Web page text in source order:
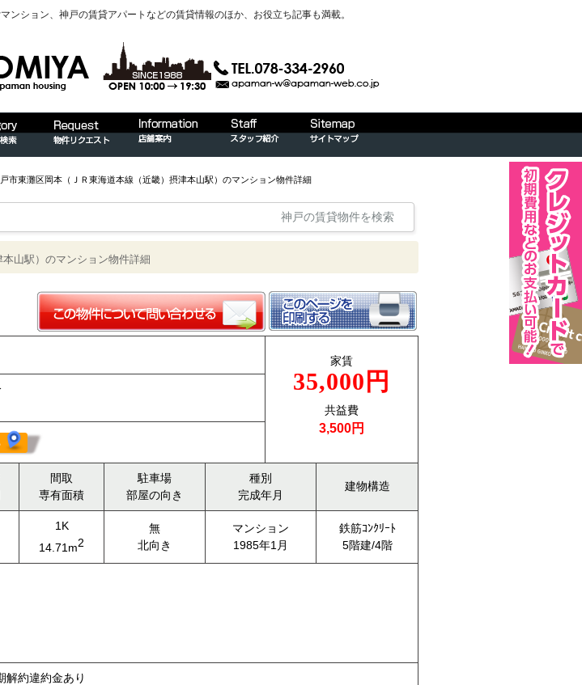
ション、神戸の賃貸アパートなどの賃貸情報のほか、お役立ち記事も満載。
市東灘区岡本（ＪＲ東海道本線（近畿）摂津本山駅）のマンション物件詳細
神戸の賃貸物件を検索
山駅）のマンション物件詳細
家賃
35,000円
共益費
3,500円
間取
専有面積
駐車場
部屋の向き
種別
完成年月
建物構造
1K
14.71m2
無
北向き
マンション
1985年1月
鉄筋ｺﾝｸﾘｰﾄ
5階建/4階
約違約金あり